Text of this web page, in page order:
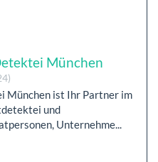
München
München ist Ihr Partner im
und
Unternehme...